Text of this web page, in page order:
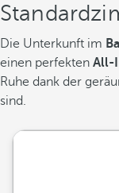
Die Unterkunft im
einen perfekten All-
Ruhe dank der
sind.